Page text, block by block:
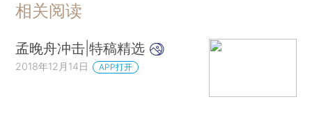
相关阅读
孟晚舟冲击|特稿精选
2018年12月14日 APP打开